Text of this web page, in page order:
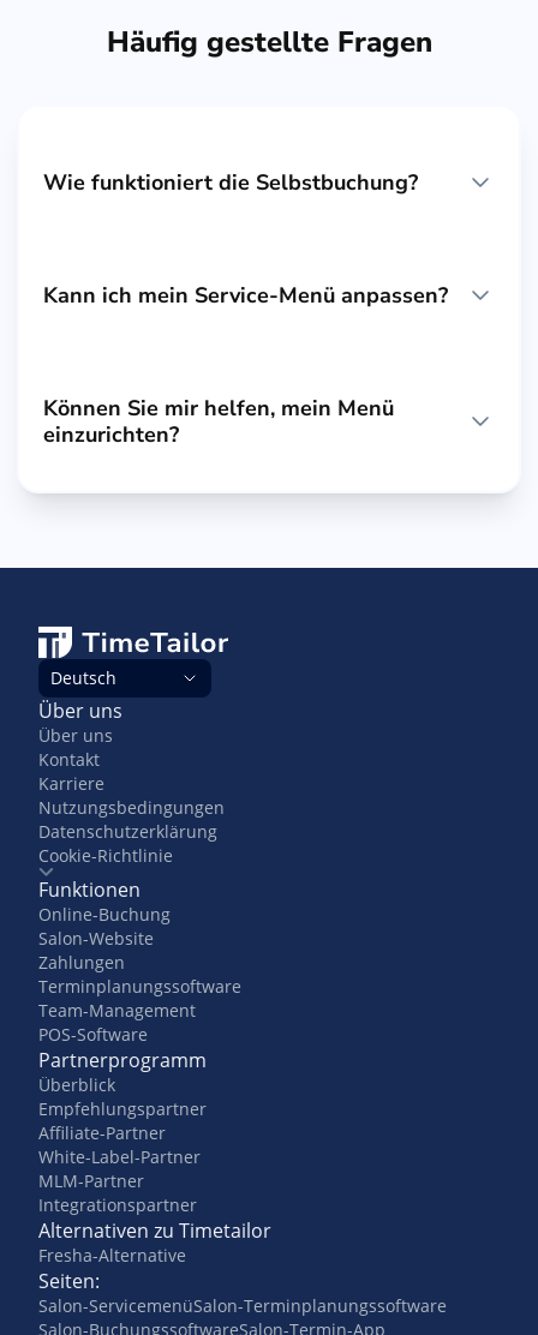
Häufig gestellte Fragen
Wie funktioniert die Selbstbuchung?
Kann ich mein Service-Menü anpassen?
Können Sie mir helfen, mein Menü
einzurichten?
Deutsch
Über uns
Über uns
Kontakt
Karriere
Nutzungsbedingungen
Datenschutzerklärung
Cookie-Richtlinie
Funktionen
Online-Buchung
Salon-Website
Zahlungen
Terminplanungssoftware
Team-Management
POS-Software
Partnerprogramm
Überblick
Empfehlungspartner
Affiliate-Partner
White-Label-Partner
MLM-Partner
Integrationspartner
Alternativen zu Timetailor
Fresha-Alternative
Seiten:
Salon-ServicemenüSalon-Terminplanungssoftware
Salon-BuchungssoftwareSalon-Termin-App